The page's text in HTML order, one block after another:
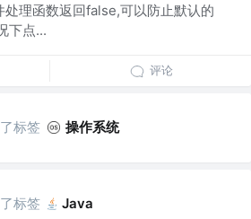
理函数返回false,可以防止默认的
下点...
评论
标签 操作系统
标签 Java